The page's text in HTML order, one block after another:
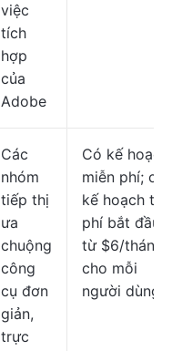
việc
tích
hợp
của
Adobe
Các
nhóm
tiếp thị
ưa
chuộng
công
cụ đơn
giản,
trực
Có kế hoạch
miễn phí; các
kế hoạch trả
phí bắt đầu
từ $6/tháng
cho mỗi
người dùng